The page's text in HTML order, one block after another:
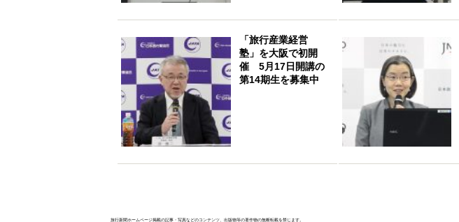
「旅行産業経営
塾」を大阪で初開
催 5月17日開講の
第14期生を募集中
旅行新聞ホームページ掲載の記事・写真などのコンテンツ、出版物等の著作物の無断転載を禁じます。